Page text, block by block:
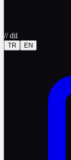
//dil
TR EN